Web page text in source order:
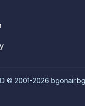
© 2001-2026